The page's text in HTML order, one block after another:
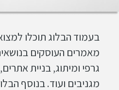
בעמוד הבלוג תוכלו
מאמרים העוסקים
גרפי ומיתוג, בניית
מגניבים ועוד. בנוסף